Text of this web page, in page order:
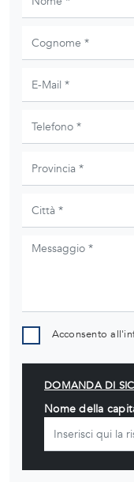
Acconsento
DOMANDA DI
Nome della